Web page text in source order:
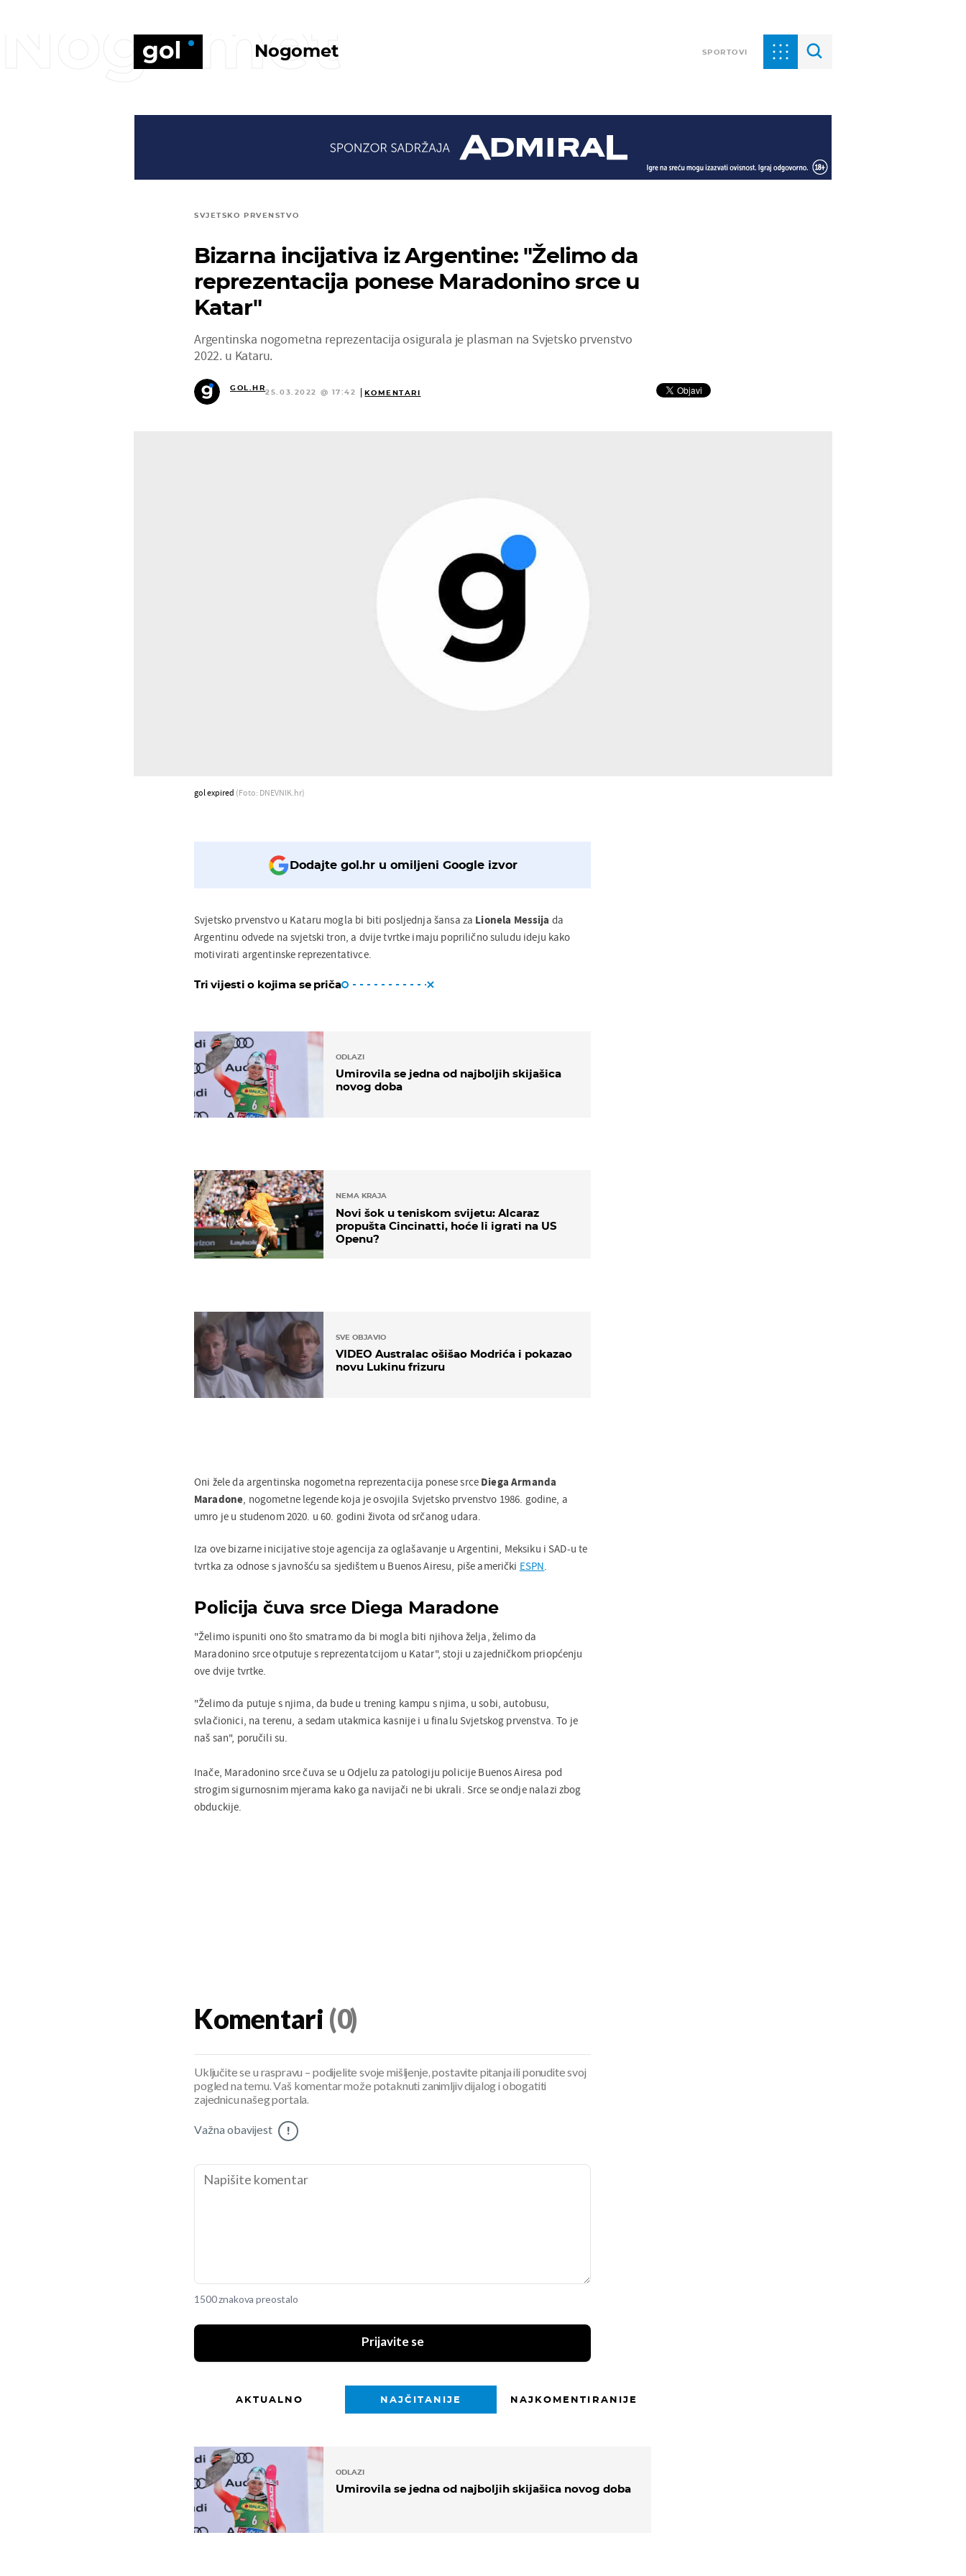
Nogomet SPORTOVI
Nogomet
SVJETSKO PRVENSTVO
Bizarna incijativa iz Argentine: "Želimo da
reprezentacija ponese Maradonino srce u
Katar"
Argentinska nogometna reprezentacija osigurala je plasman na Svjetsko prvenstvo
2022. u Kataru.
GOL.HR
25.03.2022 @ 17:42 KOMENTARI
gol expired (Foto: DNEVNIK.hr)
Dodajte gol.hr u omiljeni Google izvor
Svjetsko prvenstvo u Kataru mogla bi biti posljednja šansa za Lionela Messija da
Argentinu odvede na svjetski tron, a dvije tvrtke imaju poprilično suludu ideju kako
motivirati argentinske reprezentativce.
Tri vijesti o kojima se priča
ODLAZI
Umirovila se jedna od najboljih skijašica
novog doba
NEMA KRAJA
Novi šok u teniskom svijetu: Alcaraz
propušta Cincinatti, hoće li igrati na US
Openu?
SVE OBJAVIO
VIDEO Australac ošišao Modrića i pokazao
novu Lukinu frizuru
Oni žele da argentinska nogometna reprezentacija ponese srce Diega Armanda
Maradone, nogometne legende koja je osvojila Svjetsko prvenstvo 1986. godine, a
umro je u studenom 2020. u 60. godini života od srčanog udara.
Iza ove bizarne inicijative stoje agencija za oglašavanje u Argentini, Meksiku i SAD-u te
tvrtka za odnose s javnošću sa sjedištem u Buenos Airesu, piše američki ESPN.
Policija čuva srce Diega Maradone
"Želimo ispuniti ono što smatramo da bi mogla biti njihova želja, želimo da
Maradonino srce otputuje s reprezentatcijom u Katar", stoji u zajedničkom priopćenju
ove dvije tvrtke.
"Želimo da putuje s njima, da bude u trening kampu s njima, u sobi, autobusu,
svlačionici, na terenu, a sedam utakmica kasnije i u finalu Svjetskog prvenstva. To je
naš san", poručili su.
Inače, Maradonino srce čuva se u Odjelu za patologiju policije Buenos Airesa pod
strogim sigurnosnim mjerama kako ga navijači ne bi ukrali. Srce se ondje nalazi zbog
obduckije.
Komentari (0)
Uključite se u raspravu – podijelite svoje mišljenje, postavite pitanja ili ponudite svoj
pogled na temu. Vaš komentar može potaknuti zanimljiv dijalog i obogatiti
zajednicu našeg portala.
Važna obavijest !
1500 znakova preostalo
Prijavite se
AKTUALNO NAJČITANIJE NAJKOMENTIRANIJE
ODLAZI
Umirovila se jedna od najboljih skijašica novog doba